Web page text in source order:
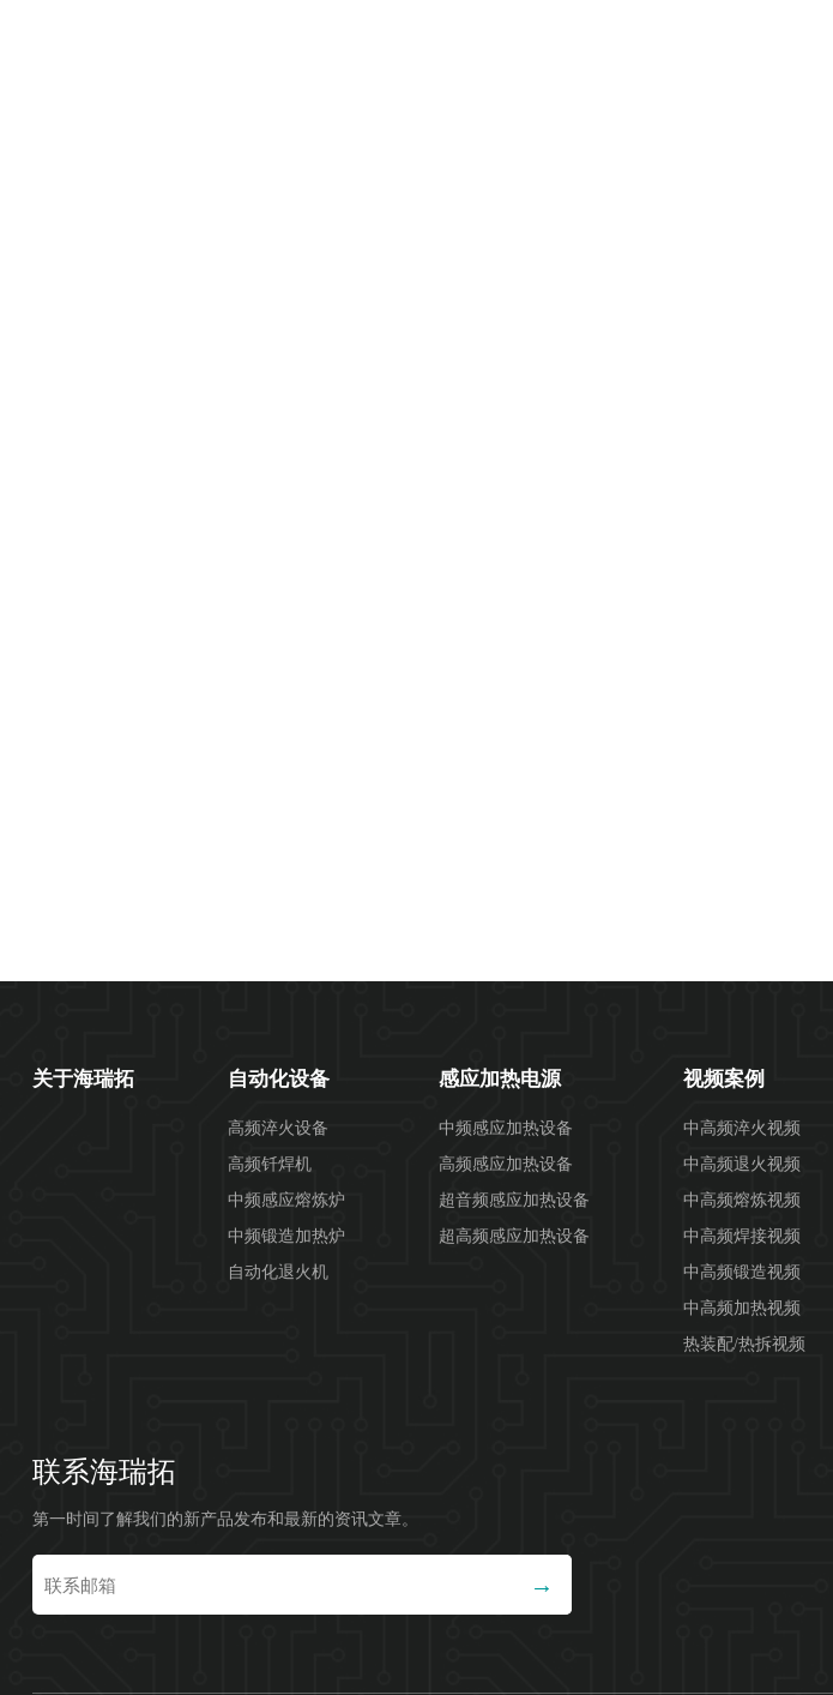
关于海瑞拓 自动化设备
高频淬火设备
高频钎焊机
中频感应熔炼炉
中频锻造加热炉
自动化退火机
感应加热电源
中频感应加热设备
高频感应加热设备
超音频感应加热设备
超高频感应加热设备
视频案例
中高频淬火视频
中高频退火视频
中高频熔炼视频
中高频焊接视频
中高频锻造视频
中高频加热视频
热装配/热拆视频
联系海瑞拓
第一时间了解我们的新产品发布和最新的资讯文章。